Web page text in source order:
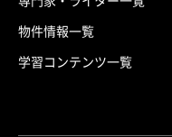
物件情報一覧
学習コンテンツ一覧